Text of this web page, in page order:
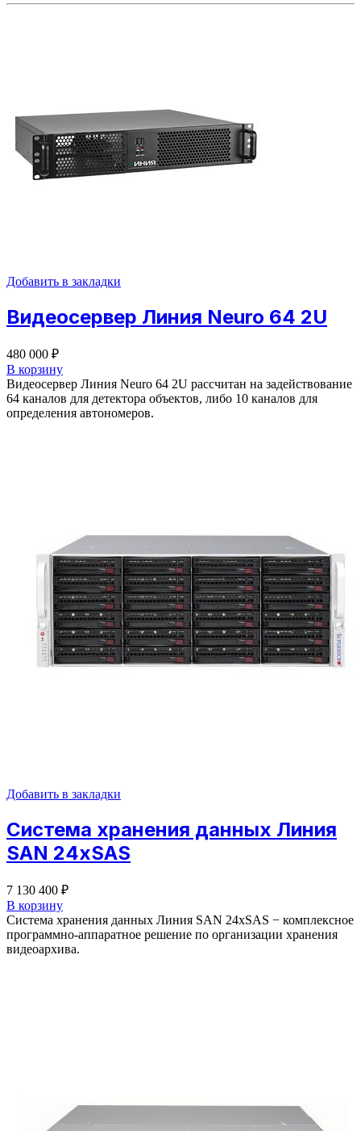
Добавить в закладки
Видеосервер Линия Neuro 64 2U
480 000 ₽
В корзину
Видеосервер Линия Neuro 64 2U рассчитан на задействование
64 каналов для детектора объектов, либо 10 каналов для
определения автономеров.
Добавить в закладки
Система хранения данных Линия
SAN 24хSAS
7 130 400 ₽
В корзину
Система хранения данных Линия SAN 24хSAS − комплексное
программно-аппаратное решение по организации хранения
видеоархива.